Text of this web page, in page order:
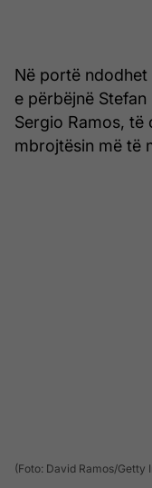
Në portë ndodhet
e përbëjnë
Sergio Ramos, të
mbrojtësin më të
(Foto: David Ramos/Getty